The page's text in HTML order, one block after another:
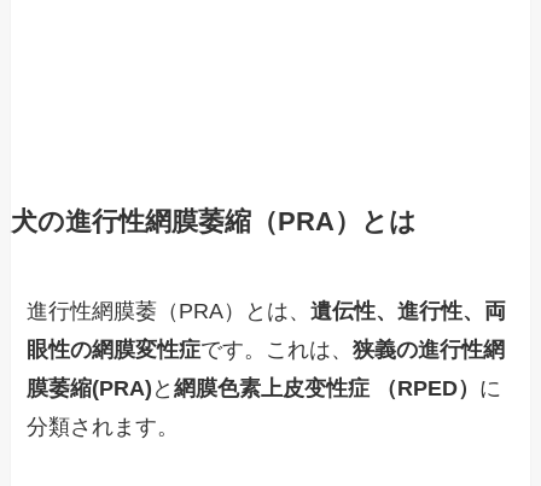
犬の進行性網膜萎縮（PRA）とは
進行性網膜萎（PRA）とは、遺伝性、進行性、両
眼性の網膜変性症です。これは、狭義の進行性網
膜萎縮(PRA) と網膜色素上皮变性症 （RPED） に
分類されます。